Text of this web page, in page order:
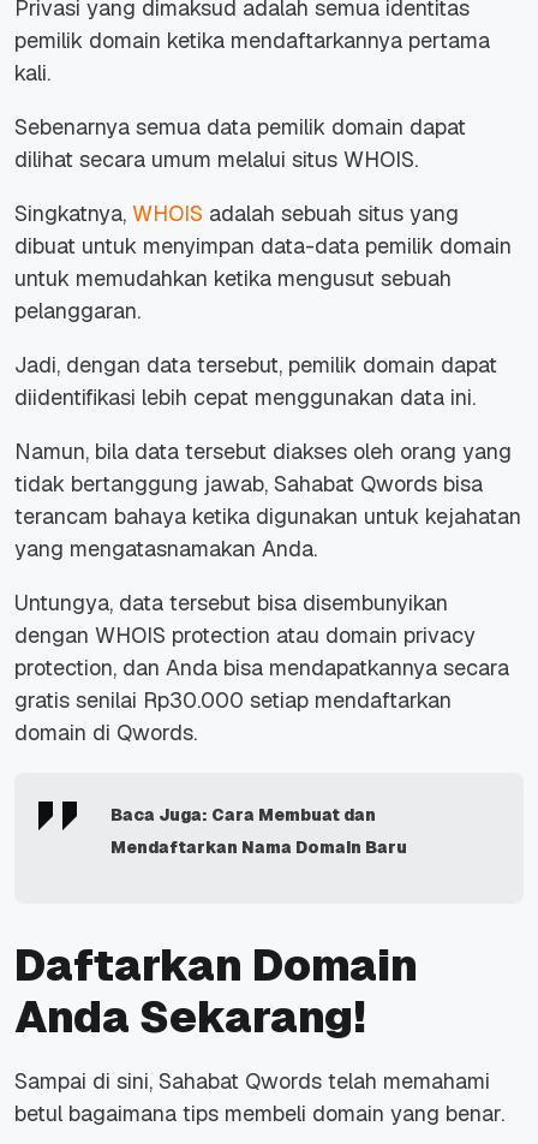
Privasi yang dimaksud adalah semua identitas
pemilik domain ketika mendaftarkannya pertama
kali.
Sebenarnya semua data pemilik domain dapat
dilihat secara umum melalui situs WHOIS.
Singkatnya, WHOIS adalah sebuah situs yang
dibuat untuk menyimpan data-data pemilik domain
untuk memudahkan ketika mengusut sebuah
pelanggaran.
Jadi, dengan data tersebut, pemilik domain dapat
diidentifikasi lebih cepat menggunakan data ini.
Namun, bila data tersebut diakses oleh orang yang
tidak bertanggung jawab, Sahabat Qwords bisa
terancam bahaya ketika digunakan untuk kejahatan
yang mengatasnamakan Anda.
Untungya, data tersebut bisa disembunyikan
dengan WHOIS protection atau domain privacy
protection, dan Anda bisa mendapatkannya secara
gratis senilai Rp30.000 setiap mendaftarkan
domain di Qwords.
Baca Juga: Cara Membuat dan
Mendaftarkan Nama Domain Baru
Daftarkan Domain
Anda Sekarang!
Sampai di sini, Sahabat Qwords telah memahami
betul bagaimana tips membeli domain yang benar.